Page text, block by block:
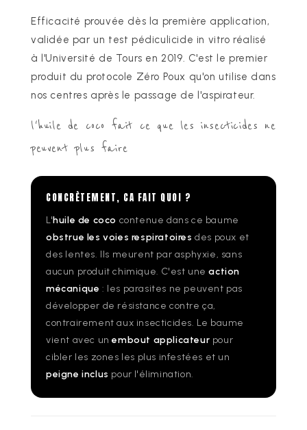
Efficacité prouvée dès la première application,
validée par un test pédiculicide in vitro réalisé
à l'Université de Tours en 2019. C'est le premier
produit du protocole Zéro Poux qu'on utilise dans
nos centres après le passage de l'aspirateur.
l'huile de coco fait ce que les insecticides ne
peuvent plus faire
CONCRÈTEMENT, CA FAIT QUOI ?
L'huile de coco contenue dans ce baume
obstrue les voies respiratoires des poux et
des lentes. Ils meurent par asphyxie, sans
aucun produit chimique. C'est uneaction
mécanique : les parasites ne peuvent pas
développer de résistance contre ça,
contrairement aux insecticides. Le baume
vient avec unembout applicateur pour
cibler les zones les plus infestées et un
peigne inclus pour l'élimination.